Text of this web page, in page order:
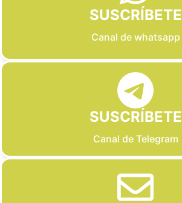
SUSCRÍBETE
Canal de whatsapp
SUSCRÍBETE
Canal de Telegram